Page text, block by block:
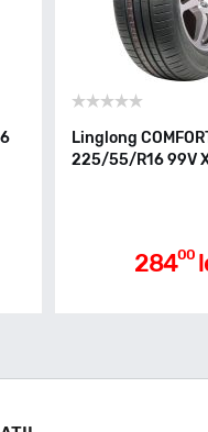
Linglong
225/55/R16 99V
28400